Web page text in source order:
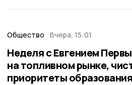
Общество Вчера, 15:01
Неделя с Евгением
на топливном рынке,
приоритеты образования